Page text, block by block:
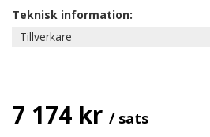
Teknisk information:
Tillverkare
7 174 kr / sats